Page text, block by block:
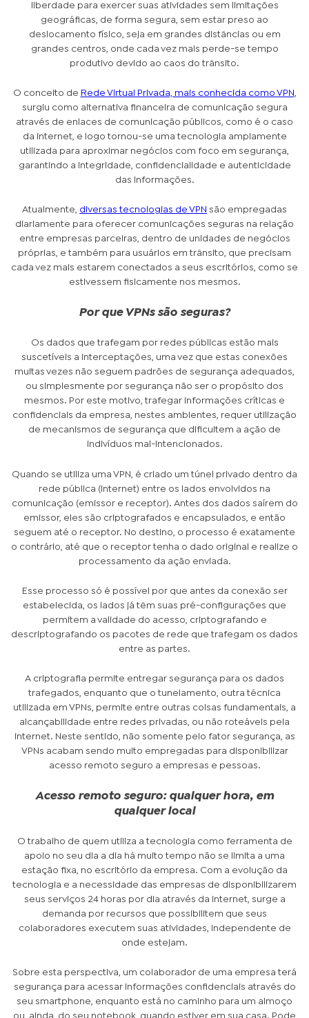
liberdade para exercer suas atividades sem limitações
geográficas, de forma segura, sem estar preso ao
deslocamento físico, seja em grandes distâncias ou em
grandes centros, onde cada vez mais perde-se tempo
produtivo devido ao caos do trânsito.
O conceito de Rede Virtual Privada, mais conhecida como VPN
surgiu como alternativa financeira de comunicação segura
através de enlaces de comunicação públicos, como é o caso
da internet, e logo tornou-se uma tecnologia amplamente
utilizada para aproximar negócios com foco em segurança,
garantindo a integridade, confidencialidade e autenticidade
das informações.
Atualmente, diversas tecnologias de VPN são empregadas
diariamente para oferecer comunicações seguras na relação
entre empresas parceiras, dentro de unidades de negócios
próprias, e também para usuários em trânsito, que precisam
cada vez mais estarem conectados a seus escritórios, como se
estivessem fisicamente nos mesmos.
Por que VPNs são seguras?
Os dados que trafegam por redes públicas estão mais
suscetíveis a interceptações, uma vez que estas conexões
muitas vezes não seguem padrões de segurança adequados,
ou simplesmente por segurança não ser o propósito dos
mesmos. Por este motivo, trafegar informações críticas e
confidenciais da empresa, nestes ambientes, requer utilização
de mecanismos de segurança que dificultem a ação de
indivíduos mal-intencionados.
Quando se utiliza uma VPN, é criado um túnel privado dentro da
rede pública (internet) entre os lados envolvidos na
comunicação (emissor e receptor). Antes dos dados saírem do
emissor, eles são criptografados e encapsulados, e então
seguem até o receptor. No destino, o processo é exatamente
o contrário, até que o receptor tenha o dado original e realize o
processamento da ação enviada.
Esse processo só é possível por que antes da conexão ser
estabelecida, os lados já têm suas pré-configurações que
permitem a validade do acesso, criptografando e
descriptografando os pacotes de rede que trafegam os dados
entre as partes.
A criptografia permite entregar segurança para os dados
trafegados, enquanto que o tunelamento, outra técnica
utilizada em VPNs, permite entre outras coisas fundamentais, a
alcançabilidade entre redes privadas, ou não roteáveis pela
internet. Neste sentido, não somente pelo fator segurança, as
VPNs acabam sendo muito empregadas para disponibilizar
acesso remoto seguro a empresas e pessoas.
Acesso remoto seguro: qualquer hora, em
qualquer local
O trabalho de quem utiliza a tecnologia como ferramenta de
apoio no seu dia a dia há muito tempo não se limita a uma
estação fixa, no escritório da empresa. Com a evolução da
tecnologia e a necessidade das empresas de disponibilizarem
seus serviços 24 horas por dia através da internet, surge a
demanda por recursos que possibilitem que seus
colaboradores executem suas atividades, independente de
onde estejam.
Sobre esta perspectiva, um colaborador de uma empresa terá
segurança para acessar informações confidenciais através do
seu smartphone, enquanto está no caminho para um almoço
ou, ainda, do seu notebook, quando estiver em sua casa. Pode